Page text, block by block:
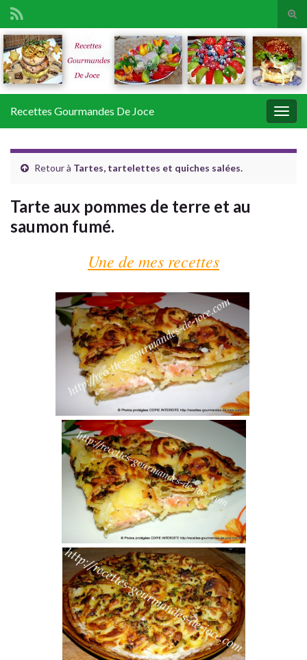
Search for:
Recettes Gourmandes De Joce
Retour à Tartes, tartelettes et quiches salées.
Tarte aux pommes de terre et au
saumon fumé.
Une de mes recettes